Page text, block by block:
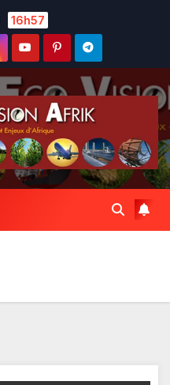
16h57